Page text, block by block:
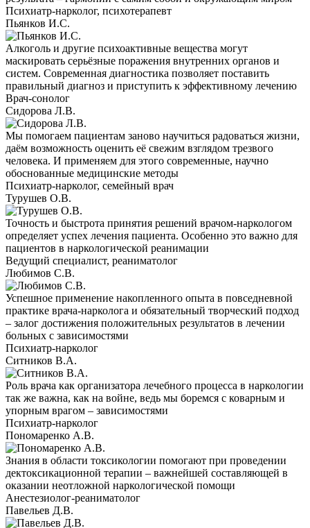
Психиатр-нарколог, психотерапевт
Пьянков И.С.
Алкоголь и другие психоактивные вещества могут
маскировать серьёзные поражения внутренних органов и
систем. Современная диагностика позволяет поставить
правильный диагноз и приступить к эффективному лечению
Врач-сонолог
Сидорова Л.В.
Мы помогаем пациентам заново научиться радоваться жизни,
даём возможность оценить её свежим взглядом трезвого
человека. И применяем для этого современные, научно
обоснованные медицинские методы
Психиатр-нарколог, семейный врач
Турушев О.В.
Точность и быстрота принятия решений врачом-наркологом
определяет успех лечения пациента. Особенно это важно для
пациентов в наркологической реанимации
Ведущий специалист, реаниматолог
Любимов С.В.
Успешное применение накопленного опыта в повседневной
практике врача-нарколога и обязательный творческий подход
– залог достижения положительных результатов в лечении
больных с зависимостями
Психиатр-нарколог
Ситников В.А.
Роль врача как организатора лечебного процесса в наркологии
так же важна, как на войне, ведь мы боремся с коварным и
упорным врагом – зависимостями
Психиатр-нарколог
Пономаренко А.В.
Знания в области токсикологии помогают при проведении
дектоксикационной терапии – важнейшей составляющей в
оказании неотложной наркологической помощи
Анестезиолог-реаниматолог
Павельев Д.В.